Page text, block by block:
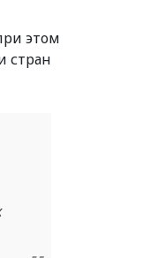
этом
стран